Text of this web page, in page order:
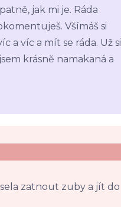
jak mi je. Ráda
Všímáš si
a víc a mít se ráda. Už si
krásně namakaná a
zatnout zuby a jít do